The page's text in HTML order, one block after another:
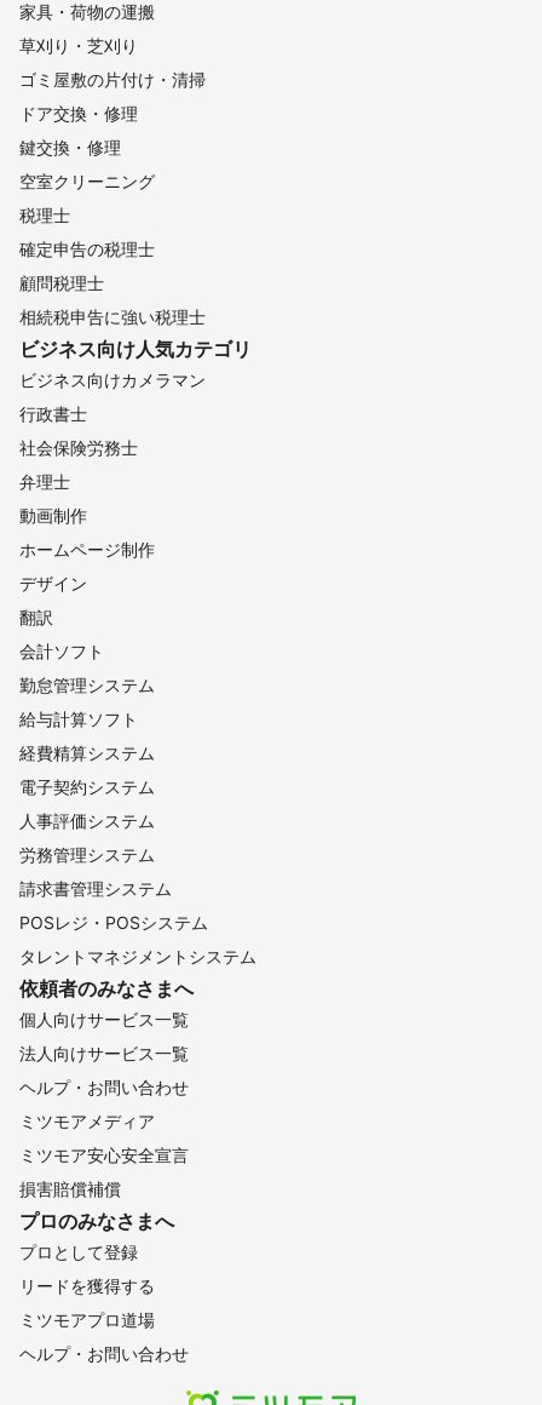
家具・荷物の運搬
草刈り・芝刈り
ゴミ屋敷の片付け・清掃
ドア交換・修理
鍵交換・修理
空室クリーニング
税理士
確定申告の税理士
顧問税理士
相続税申告に強い税理士
ビジネス向け人気カテゴリ
ビジネス向けカメラマン
行政書士
社会保険労務士
弁理士
動画制作
ホームページ制作
デザイン
翻訳
会計ソフト
勤怠管理システム
給与計算ソフト
経費精算システム
電子契約システム
人事評価システム
労務管理システム
請求書管理システム
POSレジ・POSシステム
タレントマネジメントシステム
依頼者のみなさまへ
個人向けサービス一覧
法人向けサービス一覧
ヘルプ・お問い合わせ
ミツモアメディア
ミツモア安心安全宣言
損害賠償補償
プロのみなさまへ
プロとして登録
リードを獲得する
ミツモアプロ道場
ヘルプ・お問い合わせ